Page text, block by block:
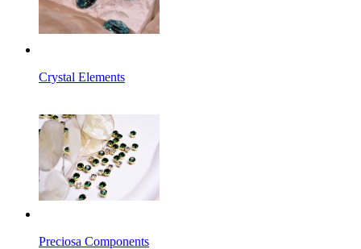
Crystal Elements
Preciosa Components